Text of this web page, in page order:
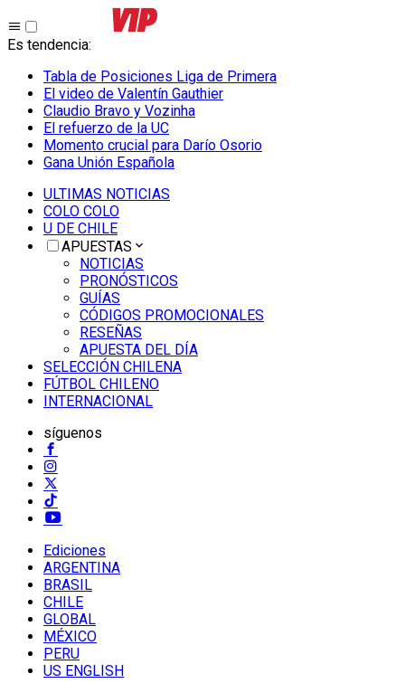
Es tendencia:
Tabla de Posiciones Liga de Primera
El video de Valentín Gauthier
Claudio Bravo y Vozinha
El refuerzo de la UC
Momento crucial para Darío Osorio
Gana Unión Española
ULTIMAS NOTICIAS
COLO COLO
U DE CHILE
APUESTAS
NOTICIAS
PRONÓSTICOS
GUÍAS
CÓDIGOS PROMOCIONALES
RESEÑAS
APUESTA DEL DÍA
SELECCIÓN CHILENA
FÚTBOL CHILENO
INTERNACIONAL
síguenos
Ediciones
ARGENTINA
BRASIL
CHILE
GLOBAL
MÉXICO
PERU
US ENGLISH